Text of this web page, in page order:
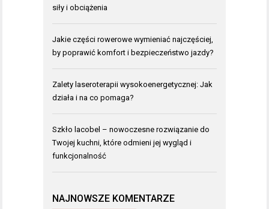
siły i obciążenia
Jakie części rowerowe wymieniać najczęściej,
by poprawić komfort i bezpieczeństwo jazdy?
Zalety laseroterapii wysokoenergetycznej: Jak
działa i na co pomaga?
Szkło lacobel – nowoczesne rozwiązanie do
Twojej kuchni, które odmieni jej wygląd i
funkcjonalność
NAJNOWSZE KOMENTARZE